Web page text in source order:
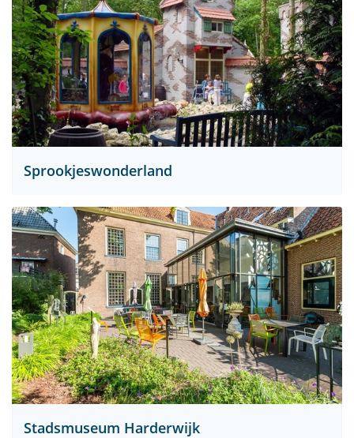
Sprookjeswonderland
Stadsmuseum Harderwijk